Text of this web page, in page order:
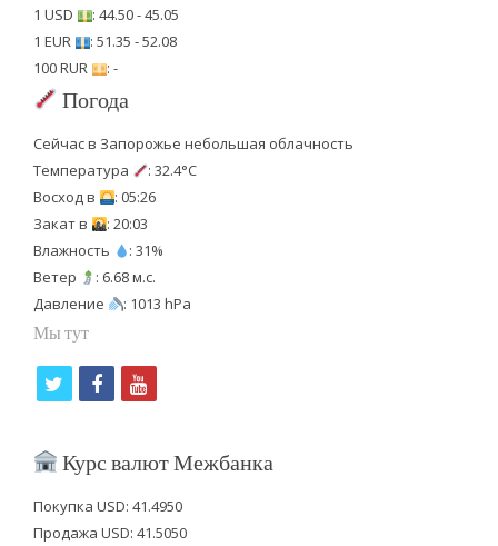
1 USD
: 44.50 - 45.05
1 EUR
: 51.35 - 52.08
100 RUR
: -
Погода
Сейчас в Запорожье небольшая облачность
Температура
: 32.4°C
Восход в
: 05:26
Закат в
: 20:03
Влажность
: 31%
Ветер
: 6.68 м.с.
Давление
: 1013 hPa
Мы тут
i
t
f
c
b
y
u
u
Курс валют Межбанка
Покупка USD: 41.4950
Продажа USD: 41.5050